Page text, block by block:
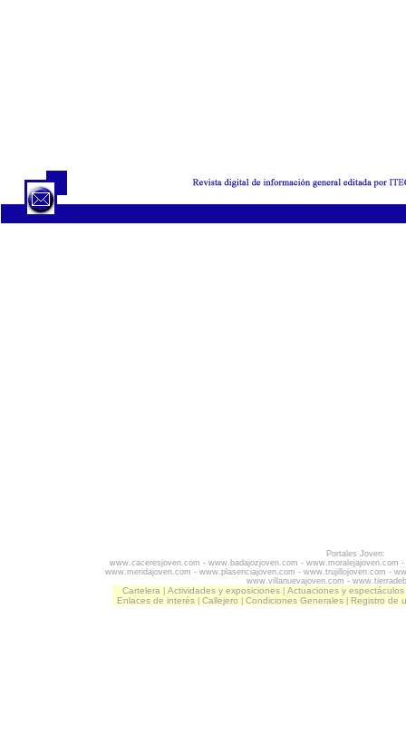
Portales Joven:
www.caceresjoven.com - www.badajozjoven.com - www.moralejajoven.com -
www.meridajoven.com - www.plasenciajoven.com - www.trujillojoven.com -
www.villanuevajoven.com -
Cartelera| Actividades y exposiciones| Actuaciones y espectáculos
Enlaces de interés| Callejero Condiciones Generales| Registro de